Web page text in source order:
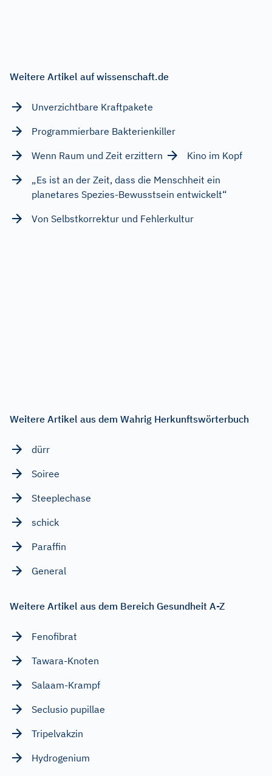
Weitere Artikel auf wissenschaft.de
Unverzichtbare Kraftpakete
Programmierbare Bakterienkiller
Wenn Raum und Zeit erzittern
Kino im Kopf
„Es ist an der Zeit, dass die Menschheit ein
planetares Spezies-Bewusstsein entwickelt“
Von Selbstkorrektur und Fehlerkultur
Weitere Artikel aus dem Wahrig Herkunftswörterbuch
dürr
Soiree
Steeplechase
schick
Paraffin
General
Weitere Artikel aus dem Bereich Gesundheit A-Z
Fenofibrat
Tawara-Knoten
Salaam-Krampf
Seclusio pupillae
Tripelvakzin
Hydrogenium